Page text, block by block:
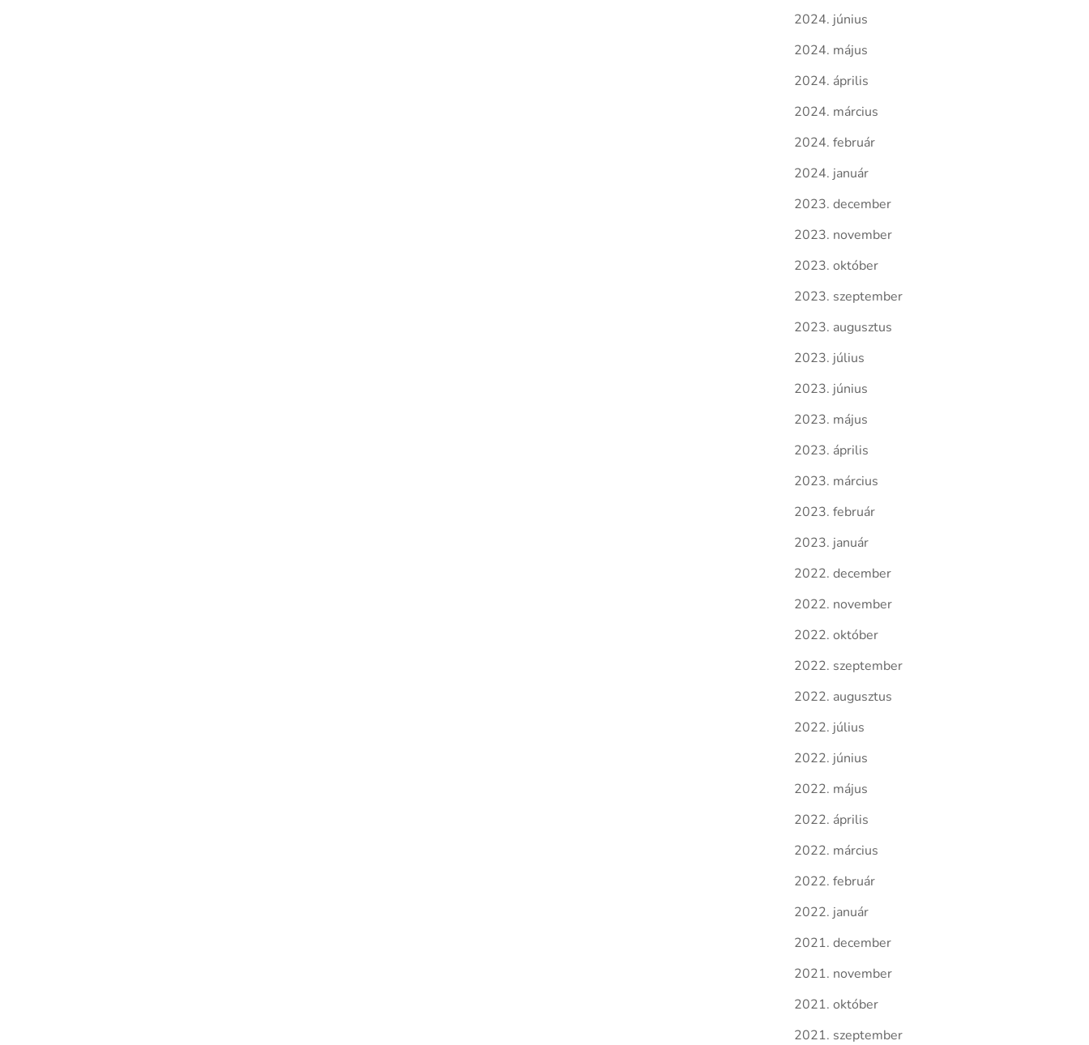
2024. június
2024. május
2024. április
2024. március
2024. február
2024. január
2023. december
2023. november
2023. október
2023. szeptember
2023. augusztus
2023. július
2023. június
2023. május
2023. április
2023. március
2023. február
2023. január
2022. december
2022. november
2022. október
2022. szeptember
2022. augusztus
2022. július
2022. június
2022. május
2022. április
2022. március
2022. február
2022. január
2021. december
2021. november
2021. október
2021. szeptember